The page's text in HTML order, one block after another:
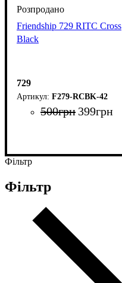
Friendship 729 RITC Cross
Black
729
F279-RCBK-42
500грн 399грн
Фільтр
Фільтр